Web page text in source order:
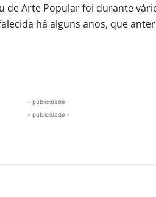
de Arte Popular foi durante
há alguns anos, que
- publicidade -
- publicidade -